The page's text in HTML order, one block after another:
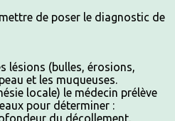
de poser le diagnostic de
lésions (bulles, érosions,
et les muqueuses.
locale) le médecin prélève
pour déterminer :
du décollement.